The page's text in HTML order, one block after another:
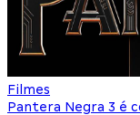
Filmes
Pantera Negra 3 é